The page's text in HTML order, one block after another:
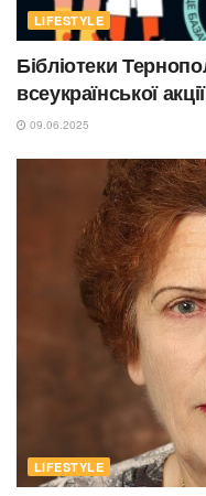
LIFESTYLE
Бібліотеки
всеукраїнської
09.06.2025
LIFESTYLE